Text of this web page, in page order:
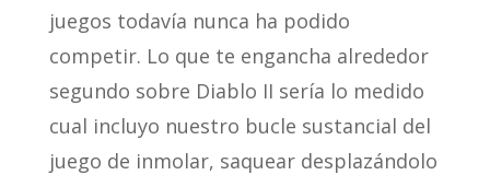
juegos todavía nunca ha podido
competir. Lo que te engancha alrededor
segundo sobre Diablo II serí­a lo medido
cual incluyo nuestro bucle sustancial del
juego de inmolar, saquear desplazándolo